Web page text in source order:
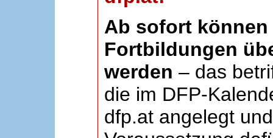
Ab sofort können
Fortbildungen
werden – das
die im DFP-
dfp.at angelegt